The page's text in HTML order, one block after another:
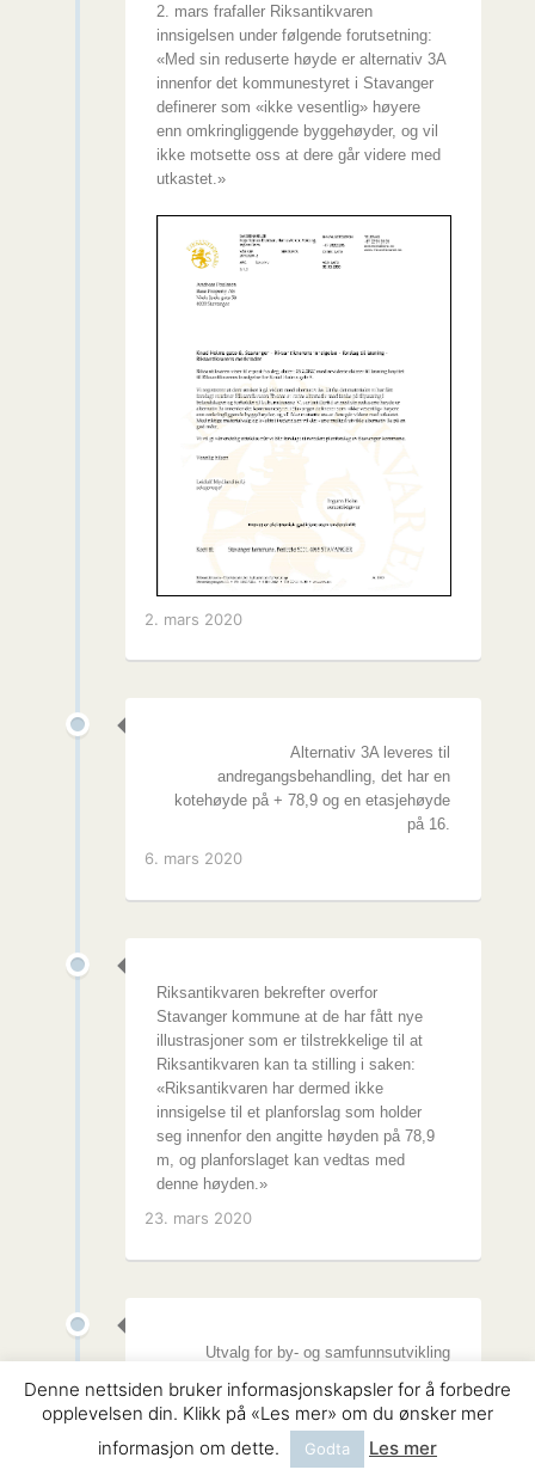
2. mars frafaller Riksantikvaren
innsigelsen under følgende forutsetning:
«Med sin reduserte høyde er alternativ 3A
innenfor det kommunestyret i Stavanger
definerer som «ikke vesentlig» høyere
enn omkringliggende byggehøyder, og vil
ikke motsette oss at dere går videre med
utkastet.»
2. mars 2020
Alternativ 3A leveres til
andregangsbehandling, det har en
kotehøyde på + 78,9 og en etasjehøyde
på 16.
6. mars 2020
Riksantikvaren bekrefter overfor
Stavanger kommune at de har fått nye
illustrasjoner som er tilstrekkelige til at
Riksantikvaren kan ta stilling i saken:
«Riksantikvaren har dermed ikke
innsigelse til et planforslag som holder
seg innenfor den angitte høyden på 78,9
m, og planforslaget kan vedtas med
denne høyden.»
23. mars 2020
Utvalg for by- og samfunnsutvikling
kommunedirektørens innstilling:
«Foreliggende planforslag anbefales
vedtatt. Saken legges fram for
kommunestyret for endelig vedtak.»
Denne nettsiden bruker informasjonskapsler for å forbedre
opplevelsen din. Klikk på «Les mer» om du ønsker mer
informasjon om dette.
Godta Les mer